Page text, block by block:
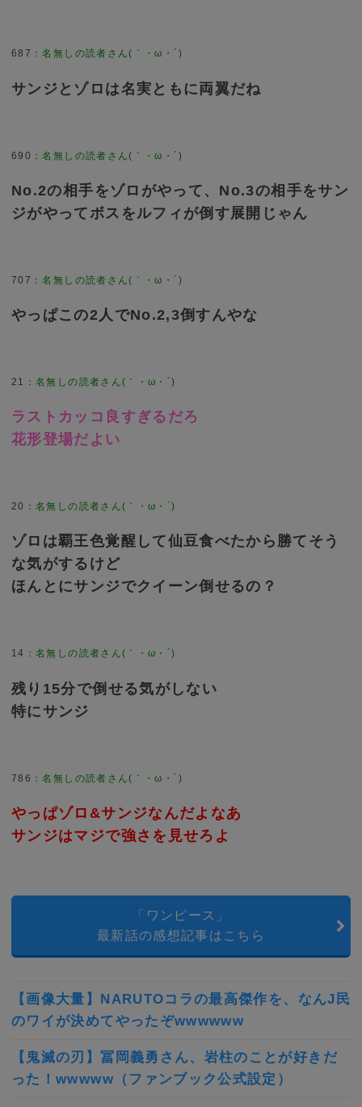
687 ：名無しの読者さん(｀・ω・´)
サンジとゾロは名実ともに両翼だね
690 ：名無しの読者さん(｀・ω・´)
No.2の相手をゾロがやって、No.3の相手をサン
ジがやってボスをルフィが倒す展開じゃん
707 ：名無しの読者さん(｀・ω・´)
やっぱこの2人でNo.2,3倒すんやな
21 ：名無しの読者さん(｀・ω・´)
ラストカッコ良すぎるだろ
花形登場だよい
20 ：名無しの読者さん(｀・ω・´)
ゾロは覇王色覚醒して仙豆食べたから勝てそう
な気がするけど
ほんとにサンジでクイーン倒せるの？
14 ：名無しの読者さん(｀・ω・´)
残り15分で倒せる気がしない
特にサンジ
786 ：名無しの読者さん(｀・ω・´)
やっぱゾロ&サンジなんだよなあ
サンジはマジで強さを見せろよ
「ワンピース」
最新話の感想記事はこちら
【画像大量】NARUTOコラの最高傑作を、なんJ民
のワイが決めてやったぞwwwwww
【鬼滅の刃】冨岡義勇さん、岩柱のことが好きだ
った！wwwww（ファンブック公式設定）